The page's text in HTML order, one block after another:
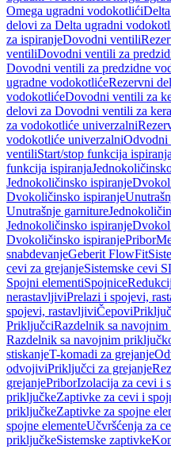
Omega ugradni vodokotlići
delovi za Delta ugradni
za ispiranjeDovodni ventili
ventiliDovodni ventili za
Dovodni ventili za predzidne
ugradne vodokotlićeRezervni
vodokotlićeDovodni ventili za
delovi za Dovodni ventili za
za vodokotliće univerzalni
vodokotliće univerzalniOdvodni
ventiliStart/stop funkcija ispiranja
funkcija ispiranja
Jednokoličinsko ispiranje
Dvokoličinsko ispiranje
Unutrašnje garniture
Jednokoličinsko ispiranje
Dvokoličinsko ispiranjePribor
snabdevanjeGeberit FlowFit
cevi za grejanjeSistemske cevi
Spojni elementiSpojnice
nerastavljiviPrelazi i spojevi,
spojevi, rastavljiviČepovi
PriključciRazdelnik sa
Razdelnik sa navojnim
stiskanjeT-komadi za grejanje
odvojiviPriključci za grejanje
grejanjePriborIzolacija za cevi i
priključkeZaptivke za cevi i
priključkeZaptivke za spojne
spojne elementeUčvršćenja za
priključkeSistemske zaptivke